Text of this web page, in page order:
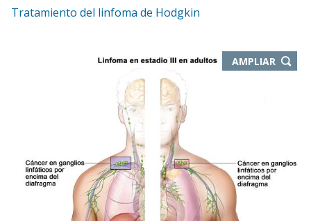
Tratamiento del linfoma de Hodgkin
AMPLIAR-
ABRE